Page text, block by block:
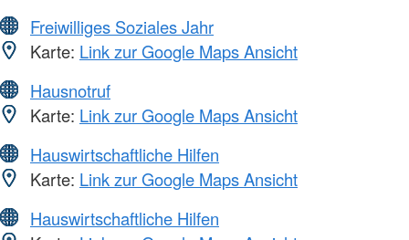
Freiwilliges Soziales Jahr
Karte: Link zur Google Maps Ansicht
Hausnotruf
Karte: Link zur Google Maps Ansicht
Hauswirtschaftliche Hilfen
Karte: Link zur Google Maps Ansicht
Hauswirtschaftliche Hilfen